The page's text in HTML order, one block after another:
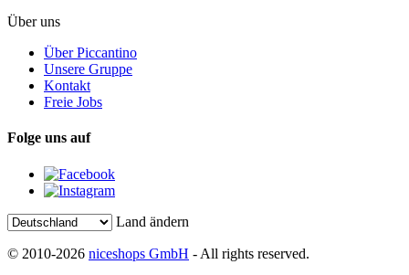
Über uns
Über Piccantino
Unsere Gruppe
Kontakt
Freie Jobs
Folge uns auf
Land ändern
© 2010-2026 niceshops GmbH - All rights reserved.